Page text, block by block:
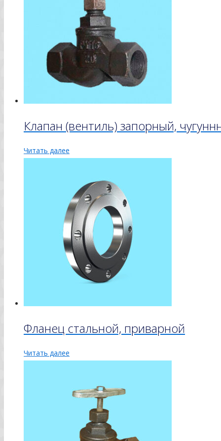
Клапан (вентиль) запорный,
Читать далее
Фланец стальной, приварной
Читать далее